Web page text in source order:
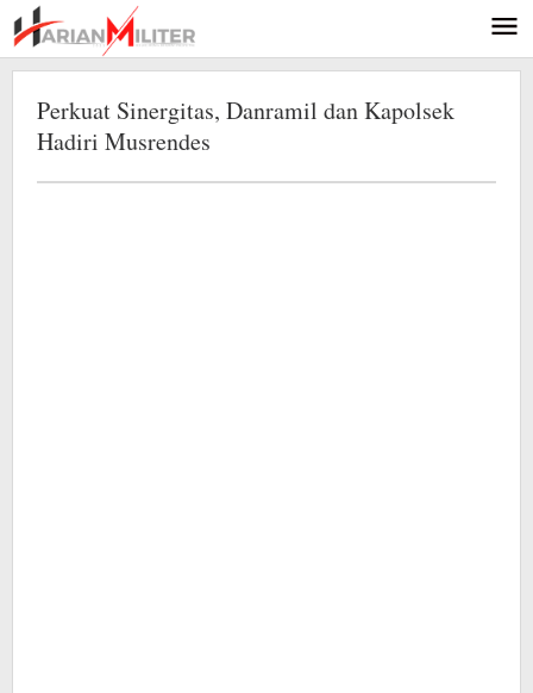
Lewati
ke
konten
Perkuat Sinergitas, Danramil dan Kapolsek
Hadiri Musrendes